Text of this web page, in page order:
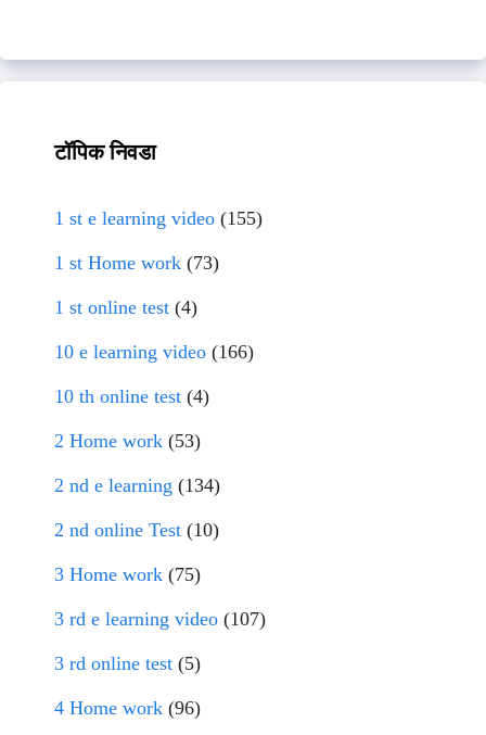
टॉपिक निवडा
1 st e learning video (155)
1 st Home work (73)
1 st online test (4)
10 e learning video (166)
10 th online test (4)
2 Home work (53)
2 nd e learning (134)
2 nd online Test (10)
3 Home work (75)
3 rd e learning video (107)
3 rd online test (5)
4 Home work (96)